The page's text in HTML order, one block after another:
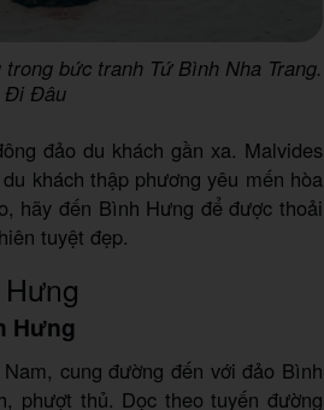
bức tranh Tứ Bình Nha Trang.
Đi Đâu
đảo du khách gần xa. Malvides
khách thập phương yêu mến hòa
hãy đến Bình Hưng để được thoải
tuyệt đẹp.
Hưng
cung đường đến với đảo Bình
phượt thủ. Dọc theo tuyến đường